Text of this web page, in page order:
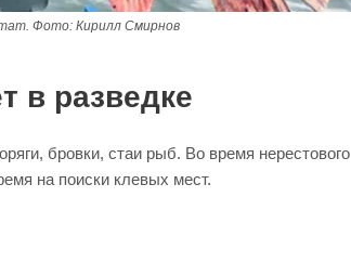
Фото: Кирилл Смирнов
в разведке
бровки, стаи рыб. Во время нерестового
на поиски клевых мест.